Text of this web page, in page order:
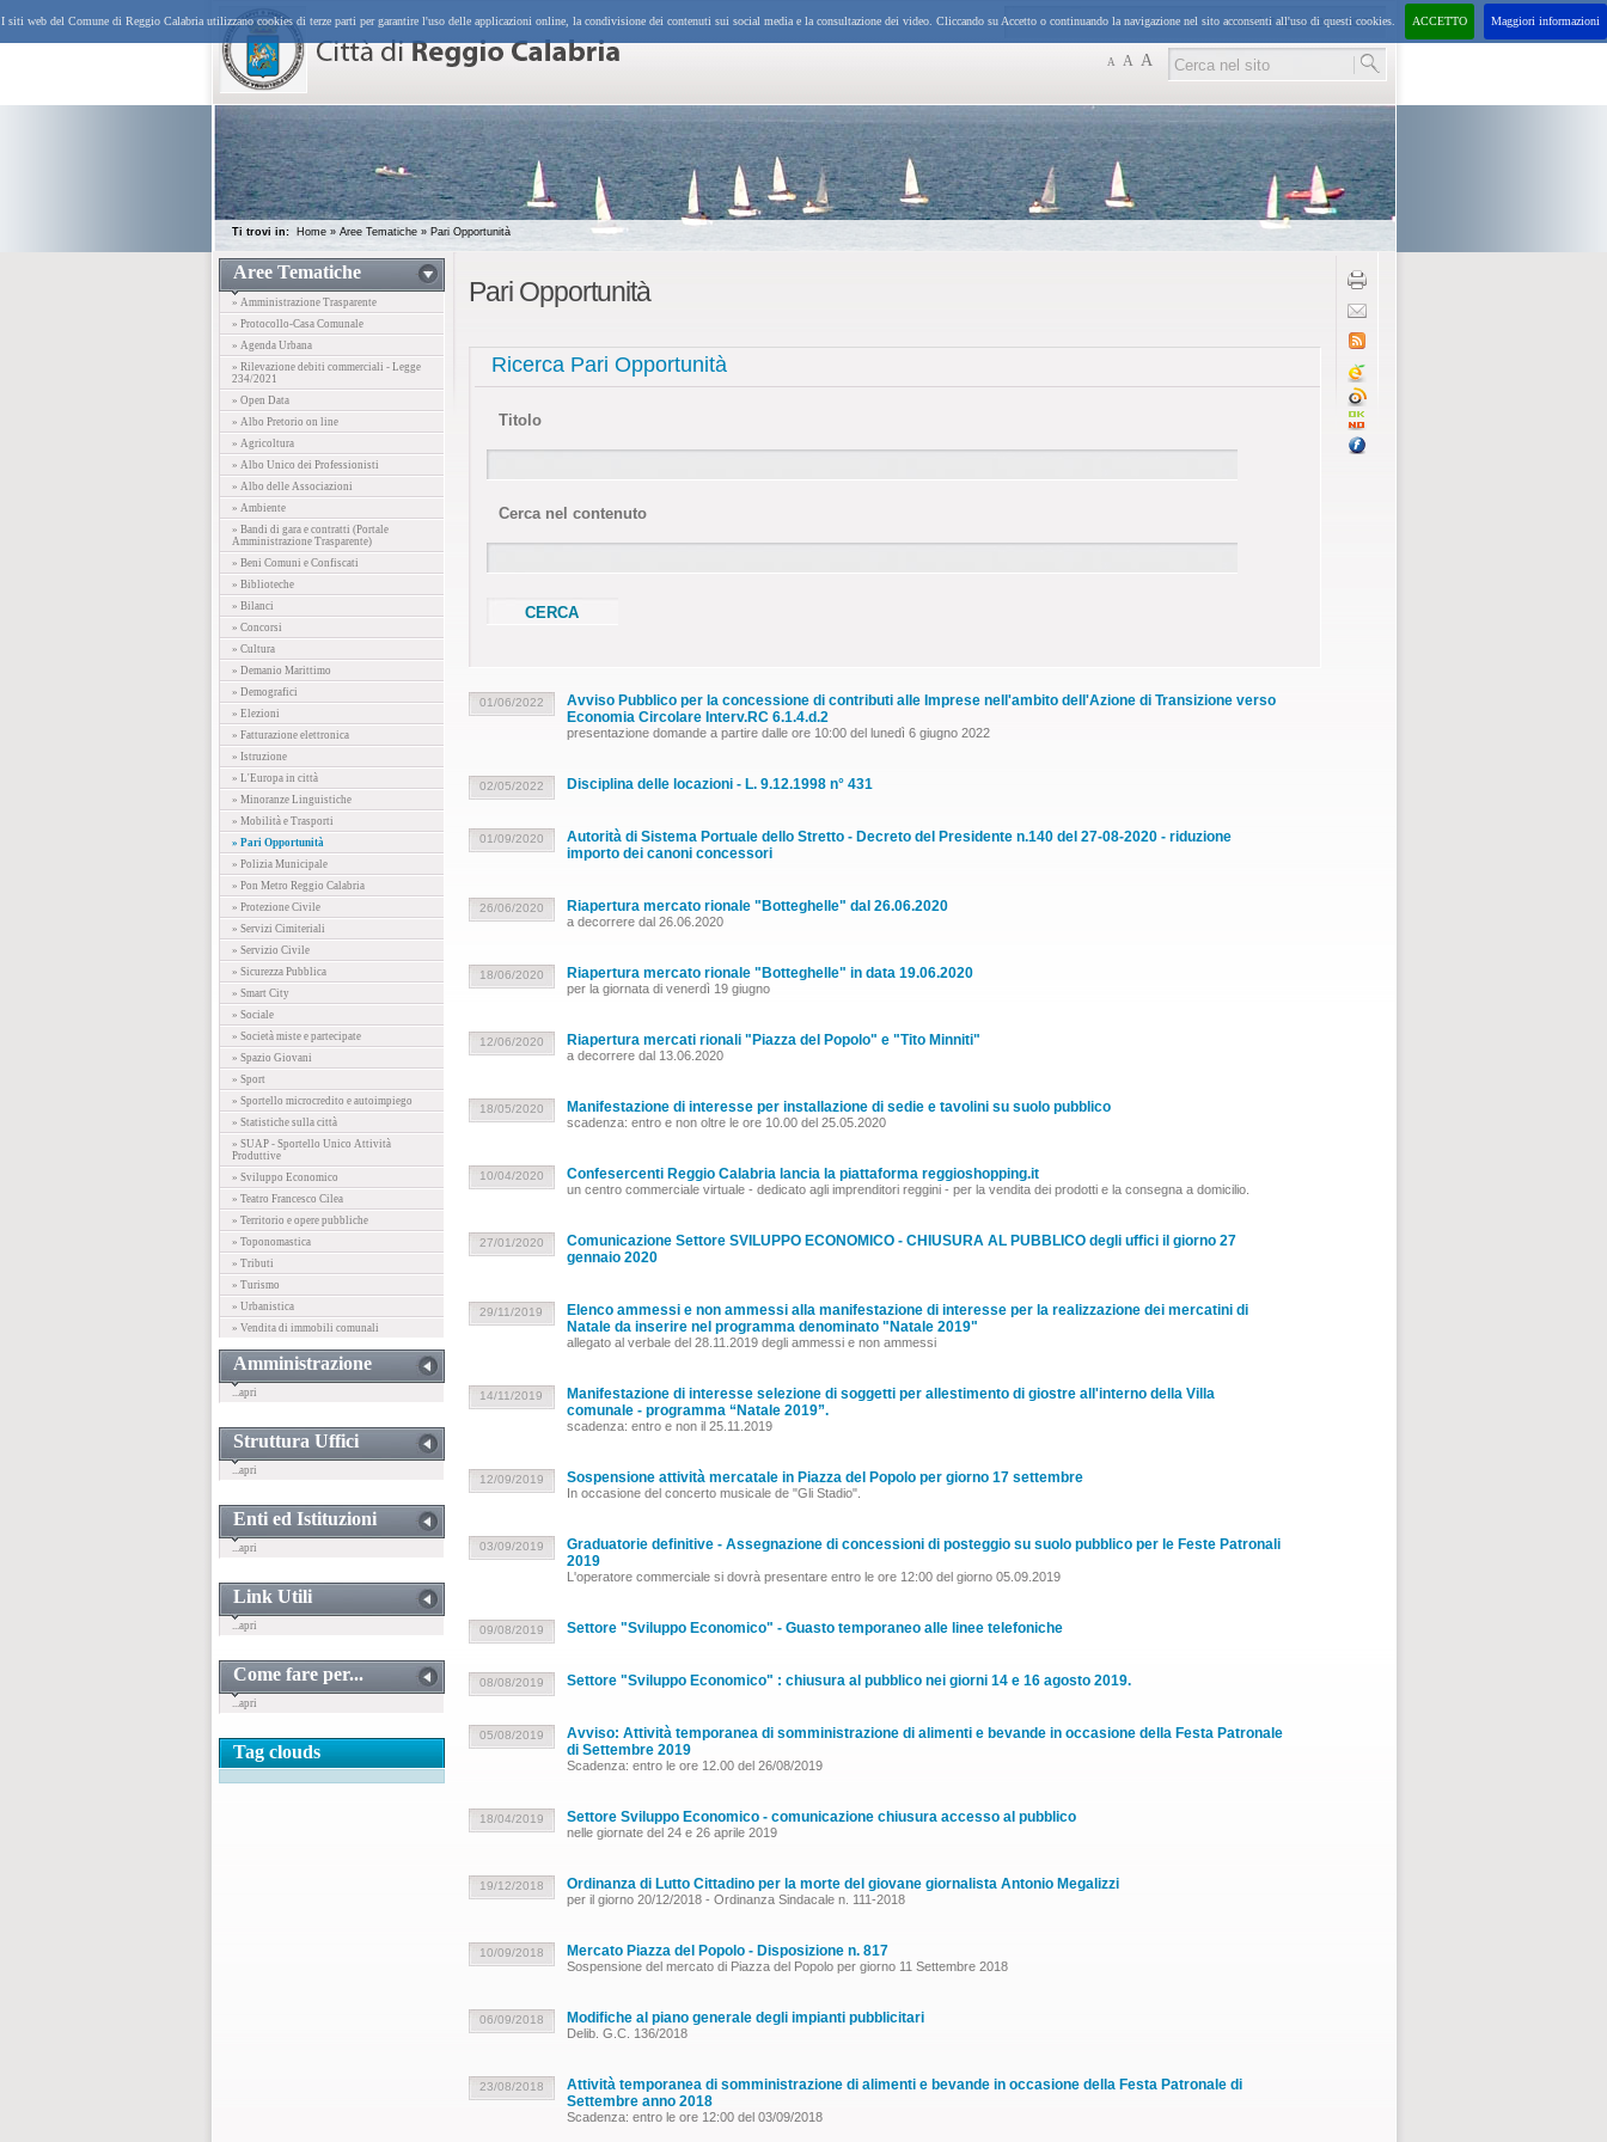
I siti web del Comune di Reggio Calabria utilizzano cookies di terze parti per garantire l'uso delle applicazioni online, la condivisione dei contenuti sui social media e la consultazione dei video. Cliccando su Accetto o continuando la navigazione nel sito acconsenti all'uso di questi cookies. ACCETTO Maggiori informazioni
venerdì 7 agosto 2026 02:57
A A A
Ti trovi in: Home » Aree Tematiche » Pari Opportunità
Aree Tematiche
» Amministrazione Trasparente
» Protocollo-Casa Comunale
» Agenda Urbana
» Rilevazione debiti commerciali - Legge
234/2021
» Open Data
» Albo Pretorio on line
» Agricoltura
» Albo Unico dei Professionisti
» Albo delle Associazioni
» Ambiente
» Bandi di gara e contratti (Portale
Amministrazione Trasparente)
» Beni Comuni e Confiscati
» Biblioteche
» Bilanci
» Concorsi
» Cultura
» Demanio Marittimo
» Demografici
» Elezioni
» Fatturazione elettronica
» Istruzione
» L'Europa in città
» Minoranze Linguistiche
» Mobilità e Trasporti
» Pari Opportunità
» Polizia Municipale
» Pon Metro Reggio Calabria
» Protezione Civile
» Servizi Cimiteriali
» Servizio Civile
» Sicurezza Pubblica
» Smart City
» Sociale
» Società miste e partecipate
» Spazio Giovani
» Sport
» Sportello microcredito e autoimpiego
» Statistiche sulla città
» SUAP - Sportello Unico Attività
Produttive
» Sviluppo Economico
» Teatro Francesco Cilea
» Territorio e opere pubbliche
» Toponomastica
» Tributi
» Turismo
» Urbanistica
» Vendita di immobili comunali
Amministrazione
...apri
Struttura Uffici
...apri
Enti ed Istituzioni
...apri
Link Utili
...apri
Come fare per...
...apri
Tag clouds
Pari Opportunità
Ricerca Pari Opportunità
Titolo
Cerca nel contenuto
01/06/2022
Avviso Pubblico per la concessione di contributi alle Imprese nell'ambito dell'Azione di Transizione verso
Economia Circolare Interv.RC 6.1.4.d.2
presentazione domande a partire dalle ore 10:00 del lunedì 6 giugno 2022
02/05/2022 Disciplina delle locazioni - L. 9.12.1998 n° 431
01/09/2020
Autorità di Sistema Portuale dello Stretto - Decreto del Presidente n.140 del 27-08-2020 - riduzione
importo dei canoni concessori
26/06/2020 Riapertura mercato rionale "Botteghelle" dal 26.06.2020
a decorrere dal 26.06.2020
18/06/2020 Riapertura mercato rionale "Botteghelle" in data 19.06.2020
per la giornata di venerdì 19 giugno
12/06/2020 Riapertura mercati rionali "Piazza del Popolo" e "Tito Minniti"
a decorrere dal 13.06.2020
18/05/2020 Manifestazione di interesse per installazione di sedie e tavolini su suolo pubblico
scadenza: entro e non oltre le ore 10.00 del 25.05.2020
10/04/2020 Confesercenti Reggio Calabria lancia la piattaforma reggioshopping.it
un centro commerciale virtuale - dedicato agli imprenditori reggini - per la vendita dei prodotti e la consegna a domicilio.
27/01/2020
Comunicazione Settore SVILUPPO ECONOMICO - CHIUSURA AL PUBBLICO degli uffici il giorno 27
gennaio 2020
29/11/2019
Elenco ammessi e non ammessi alla manifestazione di interesse per la realizzazione dei mercatini di
Natale da inserire nel programma denominato "Natale 2019"
allegato al verbale del 28.11.2019 degli ammessi e non ammessi
14/11/2019
Manifestazione di interesse selezione di soggetti per allestimento di giostre all'interno della Villa
comunale - programma “Natale 2019”.
scadenza: entro e non il 25.11.2019
12/09/2019 Sospensione attività mercatale in Piazza del Popolo per giorno 17 settembre
In occasione del concerto musicale de "Gli Stadio".
03/09/2019
Graduatorie definitive - Assegnazione di concessioni di posteggio su suolo pubblico per le Feste Patronali
2019
L'operatore commerciale si dovrà presentare entro le ore 12:00 del giorno 05.09.2019
09/08/2019 Settore "Sviluppo Economico" - Guasto temporaneo alle linee telefoniche
08/08/2019 Settore "Sviluppo Economico" : chiusura al pubblico nei giorni 14 e 16 agosto 2019.
05/08/2019
Avviso: Attività temporanea di somministrazione di alimenti e bevande in occasione della Festa Patronale
di Settembre 2019
Scadenza: entro le ore 12.00 del 26/08/2019
18/04/2019 Settore Sviluppo Economico - comunicazione chiusura accesso al pubblico
nelle giornate del 24 e 26 aprile 2019
19/12/2018 Ordinanza di Lutto Cittadino per la morte del giovane giornalista Antonio Megalizzi
per il giorno 20/12/2018 - Ordinanza Sindacale n. 111-2018
10/09/2018 Mercato Piazza del Popolo - Disposizione n. 817
Sospensione del mercato di Piazza del Popolo per giorno 11 Settembre 2018
06/09/2018 Modifiche al piano generale degli impianti pubblicitari
Delib. G.C. 136/2018
23/08/2018
Attività temporanea di somministrazione di alimenti e bevande in occasione della Festa Patronale di
Settembre anno 2018
Scadenza: entro le ore 12:00 del 03/09/2018